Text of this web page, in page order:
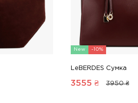
New -10%
LeBERDES Сумка
3555 ₴ 3950 ₴